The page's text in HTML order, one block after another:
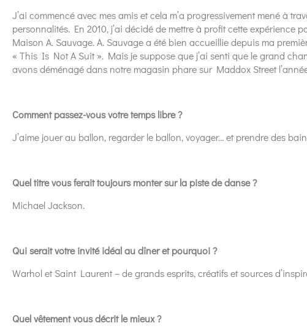
J’ai commencé avec mes amis et cela m’a progressivement mené à
personnalités. En 2010, j’ai décidé de mettre à profit cette expérience
Maison A. Sauvage. A. Sauvage a été bien accueillie depuis ma
« This Is Not A Suit ». Mais je suppose que j’ai senti que le grand
avons déménagé dans notre magasin phare sur Maddox Street
Comment passez-vous votre temps libre ?
J’aime jouer au ballon, regarder le ballon, voyager… et prendre des
Quel titre vous ferait toujours monter sur la piste de danse ?
Michael Jackson.
Qui serait votre invité idéal au dîner et pourquoi ?
Warhol et Saint Laurent – de grands esprits, créatifs et sources
Quel vêtement vous décrit le mieux ?